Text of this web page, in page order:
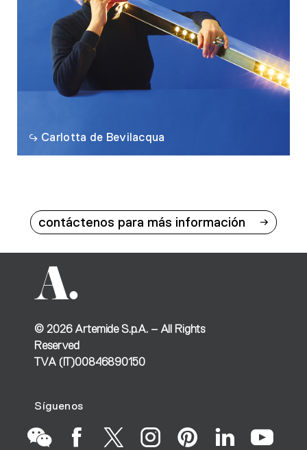
Carlotta de Bevilacqua
contáctenos para más información
© 2026Artemide S.p.A. – All Rights
Reserved
TVA (IT)00846890150
Síguenos